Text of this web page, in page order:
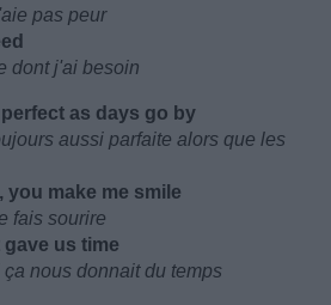
pas peur
dont j'ai besoin
as days go by
aussi parfaite alors que les
you make me smile
fais sourire
us time
nous donnait du temps